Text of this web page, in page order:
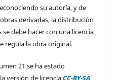
su autoría, y de
derivadas, la distribución
se debe hacer con una licencia
regula la obra original.
21 se ha estado
versión de licenciaCC-BY-SA